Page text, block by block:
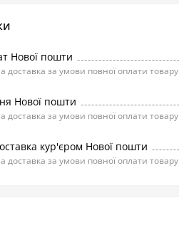
Нової пошти
доставка за умови повної оплати товару
Нової пошти
доставка за умови повної оплати товару
кур'єром Нової пошти
доставка за умови повної оплати товару